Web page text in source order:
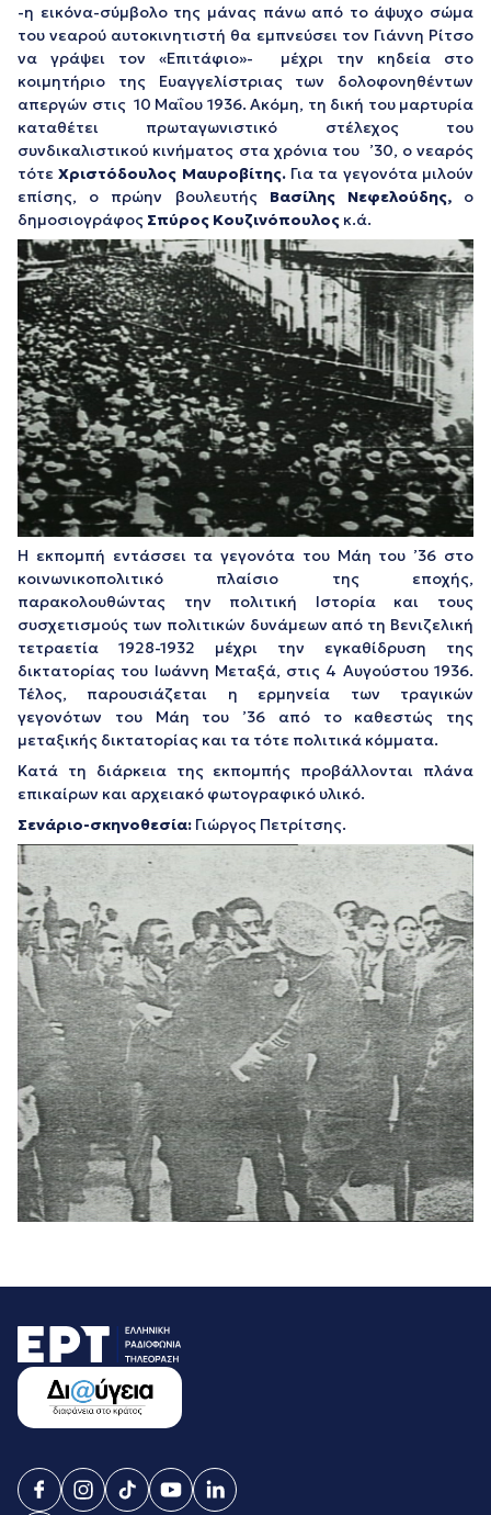
-η εικόνα-σύμβολο της μάνας πάνω από το άψυχο σώμα
του νεαρού αυτοκινητιστή θα εμπνεύσει τον Γιάννη Ρίτσο
να γράψει τον «Επιτάφιο»- μέχρι την κηδεία στο
κοιμητήριο της Ευαγγελίστριας των δολοφονηθέντων
απεργών στις 10 Μαΐου 1936. Ακόμη, τη δική του μαρτυρία
καταθέτει πρωταγωνιστικό στέλεχος του
συνδικαλιστικού κινήματος στα χρόνια του ’30, ο νεαρός
τότεΧριστόδουλος Μαυροβίτης.Για τα γεγονότα μιλούν
επίσης, ο πρώην βουλευτής Βασίλης Νεφελούδης, ο
δημοσιογράφος Σπύρος Κουζινόπουλος κ.ά.
Η εκπομπή εντάσσει τα γεγονότα του Μάη του ’36 στο
κοινωνικοπολιτικό πλαίσιο της εποχής,
παρακολουθώντας την πολιτική Ιστορία και τους
συσχετισμούς των πολιτικών δυνάμεων από τη Βενιζελική
τετραετία 1928-1932 μέχρι την εγκαθίδρυση της
δικτατορίας του Ιωάννη Μεταξά, στις 4 Αυγούστου 1936.
Τέλος, παρουσιάζεται η ερμηνεία των τραγικών
γεγονότων του Μάη του ’36 από το καθεστώς της
μεταξικής δικτατορίας και τα τότε πολιτικά κόμματα.
Κατά τη διάρκεια της εκπομπής προβάλλονται πλάνα
επικαίρων και αρχειακό φωτογραφικό υλικό.
Σενάριο-σκηνοθεσία: Γιώργος Πετρίτσης.